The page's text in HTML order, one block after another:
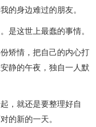
的身边难过的朋友。
是这世上最蠢的事情。
矫情，把自己的内心打
静的午夜，独自一人默
，就还是要整理好自
的新的一天。